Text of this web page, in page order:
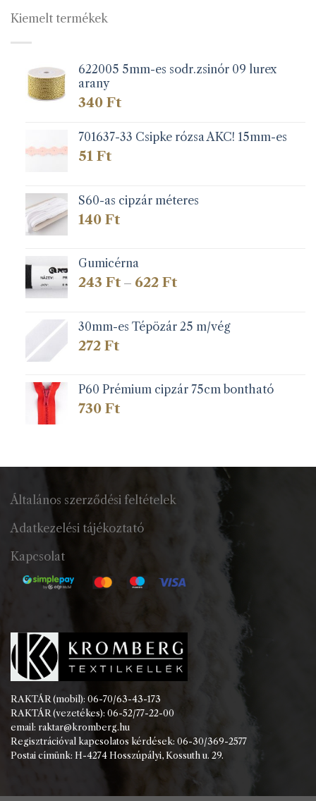
Kiemelt termékek
622005 5mm-es sodr.zsinór 09 lurex
arany
340 Ft
701637-33 Csipke rózsa AKC! 15mm-es
51 Ft
S60-as cipzár méteres
140 Ft
Gumicérna
243 Ft – 622 FtÁrtartomány:
622 Ft
30mm-es Tépözár 25 m/vég
272 Ft
P60 Prémium cipzár 75cm bontható
730 Ft
Általános szerződési feltételek
Adatkezelési tájékoztató
Kapcsolat
RAKTÁR (mobil): 06-70/63-43-173
RAKTÁR (vezetékes): 06-52/77-22-00
email: raktar@kromberg.hu
Regisztrációval kapcsolatos kérdések: 06-30/369-2577
Postai címünk: H-4274 Hosszúpályi, Kossuth u. 29.